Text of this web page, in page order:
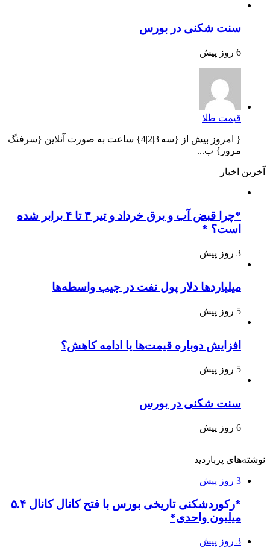
سنت شکنی در بورس
6 روز پیش
قیمت طلا
{ امروز بیش از {سه|3|2|4} ساعت به صورت آنلاین {سرفنگ|
مرور} ب...
آخرین اخبار
*چرا قبض آب و برق خرداد و تیر ۳ تا ۴ برابر شده
است؟ *
3 روز پیش
میلیاردها دلار پول نفت در جیب واسطه‌ها
5 روز پیش
افزایش دوباره قیمت‌ها یا ادامه کاهش؟
5 روز پیش
سنت شکنی در بورس
6 روز پیش
نوشته‌های پربازدید
3 روز پیش
*رکوردشکنی تاریخی بورس با فتح کانال کانال ۵.۴
میلیون واحدی*
3 روز پیش